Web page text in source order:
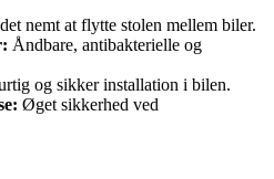
nemt at flytte stolen mellem biler.
Åndbare, antibakterielle og
og sikker installation i bilen.
Øget sikkerhed ved